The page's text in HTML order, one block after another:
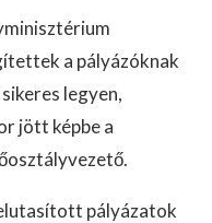
a pályázóknak
legyen,
jött képbe a
pályázatok